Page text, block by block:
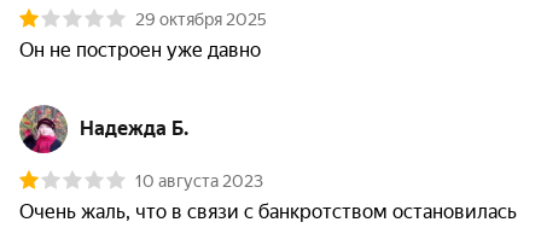
29 октября 2025
Он не построен уже давно
Надежда Б.
10 августа 2023
Очень жаль, что в связи с банкротством остановилась